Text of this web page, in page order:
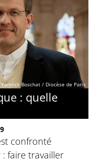
Boschat / Diocèse de Paris
: quelle
confronté
faire travailler